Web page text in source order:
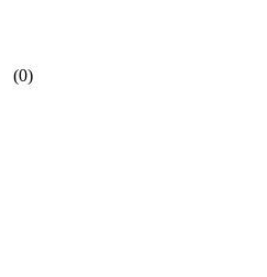
(0)